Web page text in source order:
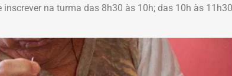
na turma das 8h30 às 10h; das 10h às